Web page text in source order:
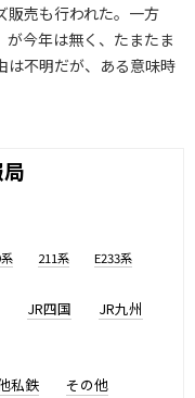
販売も行われた。一方
今年は無く、たまたま
は不明だが、ある意味時
211系 E233系
JR四国 JR九州
私鉄 その他